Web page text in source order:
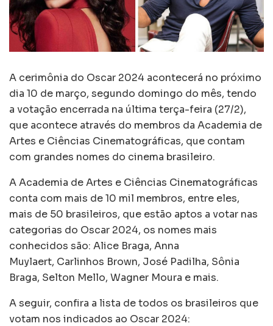
A cerimônia do Oscar 2024 acontecerá no próximo
dia 10 de março, segundo domingo do mês, tendo
a votação encerrada na última terça-feira (27/2),
que acontece através do membros da Academia de
Artes e Ciências Cinematográficas, que contam
com grandes nomes do cinema brasileiro.
A Academia de Artes e Ciências Cinematográficas
conta com mais de 10 mil membros, entre eles,
mais de 50 brasileiros, que estão aptos a votar nas
categorias do Oscar 2024, os nomes mais
conhecidos são: Alice Braga, Anna
Muylaert, Carlinhos Brown, José Padilha, Sônia
Braga, Selton Mello, Wagner Moura e mais.
A seguir, confira a lista de todos os brasileiros que
votam nos indicados ao Oscar 2024: